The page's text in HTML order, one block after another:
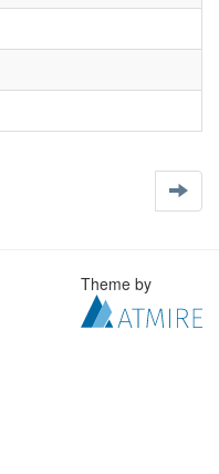
Theme by